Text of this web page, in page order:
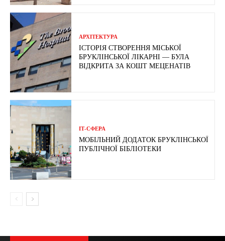
АРХІТЕКТУРА
ІСТОРІЯ СТВОРЕННЯ МІСЬКОЇ
БРУКЛІНСЬКОЇ ЛІКАРНІ — БУЛА
ВІДКРИТА ЗА КОШТ МЕЦЕНАТІВ
ІТ-СФЕРА
МОБІЛЬНИЙ ДОДАТОК БРУКЛІНСЬКОЇ
ПУБЛІЧНОЇ БІБЛІОТЕКИ